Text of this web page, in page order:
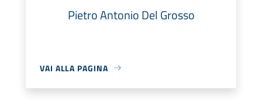
Pietro Antonio Del Grosso
VAI ALLA PAGINA